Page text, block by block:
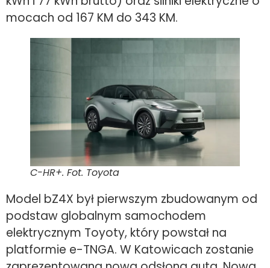
mocach od 167 KM do 343 KM.
C-HR+. Fot. Toyota
Model bZ4X był pierwszym zbudowanym od
podstaw globalnym samochodem
elektrycznym Toyoty, który powstał na
platformie e-TNGA. W Katowicach zostanie